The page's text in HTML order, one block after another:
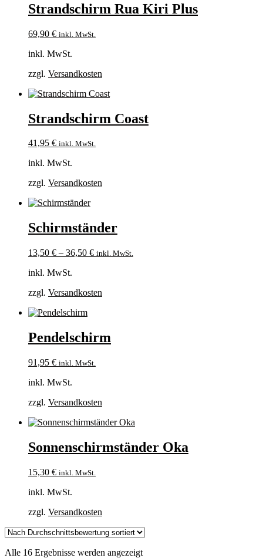
Strandschirm Rua Kiri Plus
69,90 € inkl. MwSt.
inkl. MwSt.
zzgl. Versandkosten
Strandschirm Coast
41,95 € inkl. MwSt.
inkl. MwSt.
zzgl. Versandkosten
Schirmständer
13,50 € – 36,50 € inkl. MwSt.
inkl. MwSt.
zzgl. Versandkosten
Pendelschirm
91,95 € inkl. MwSt.
inkl. MwSt.
zzgl. Versandkosten
Sonnenschirmständer Oka
15,30 € inkl. MwSt.
inkl. MwSt.
zzgl. Versandkosten
Alle 16 Ergebnisse werden angezeigtNach